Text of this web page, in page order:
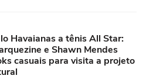
Havaianas a tênis All Star:
e Shawn Mendes
casuais para visita a projeto